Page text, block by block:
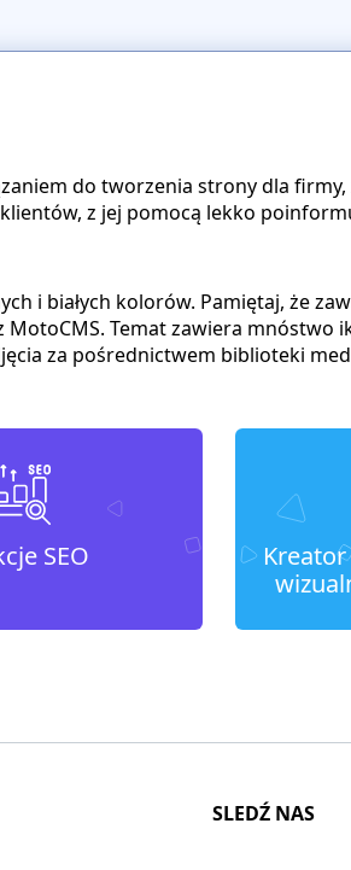
do tworzenia strony dla
z jej pomocą lekko
i białych kolorów. Pamiętaj, że
Temat zawiera mnóstwo
za pośrednictwem biblioteki
SEO
SLEDŹ NAS